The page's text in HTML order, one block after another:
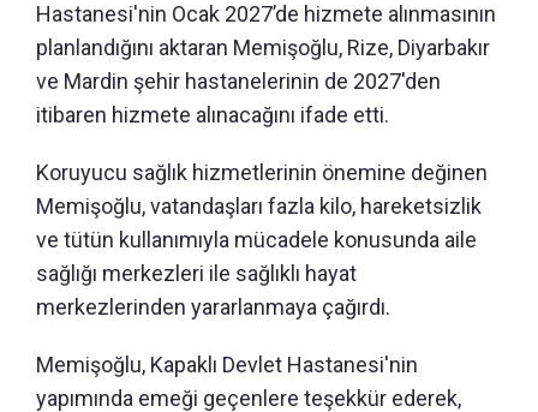
Hastanesi'nin Ocak 2027’de hizmete alınmasının
planlandığını aktaran Memişoğlu, Rize, Diyarbakır
ve Mardin şehir hastanelerinin de 2027'den
itibaren hizmete alınacağını ifade etti.
Koruyucu sağlık hizmetlerinin önemine değinen
Memişoğlu, vatandaşları fazla kilo, hareketsizlik
ve tütün kullanımıyla mücadele konusunda aile
sağlığı merkezleri ile sağlıklı hayat
merkezlerinden yararlanmaya çağırdı.
Memişoğlu, Kapaklı Devlet Hastanesi'nin
yapımında emeği geçenlere teşekkür ederek,